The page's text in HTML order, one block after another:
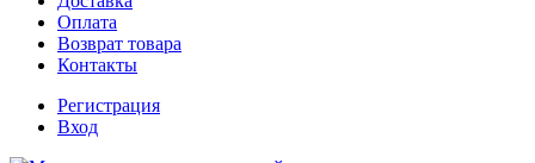
Оплата
Возврат товара
Контакты
Регистрация
Вход